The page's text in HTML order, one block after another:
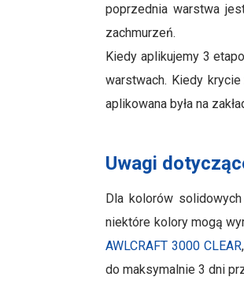
poprzednia warstwa
zachmurzeń.
Kiedy aplikujemy 3
warstwach. Kiedy
aplikowana była na
Uwagi
Dla kolorów
niektóre kolory mogą
AWLCRAFT 3000 CLEAR
do maksymalnie 3 dni